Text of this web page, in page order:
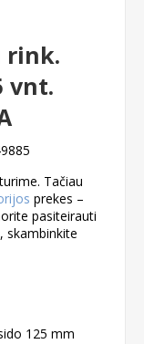
rink.
vnt.
Tačiau
prekes –
pasiteirauti
skambinkite
125 mm